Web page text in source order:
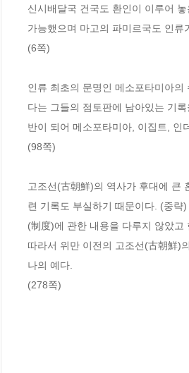
신시배달국 건국도 환인이 이루어
가능했으며 마고의 파미르국도 인
(6쪽)
인류 최초의 문명인 메소포타미아
다는 그들의 점토판에 남아있는 기
반이 되어 메소포타미아, 이집트, 인
(98쪽)
고조선(古朝鮮)의 역사가 후대에 큰
련 기록도 부실하기 때문이다. (중
(制度)에 관한 내용을 다루지 않았
따라서 위만 이전의 고조선(古朝鮮)
나의 예다.
(278쪽)